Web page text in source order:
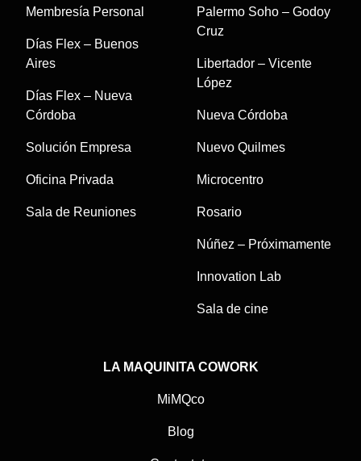
Membresía Personal
Días Flex – Buenos
Aires
Días Flex – Nueva
Córdoba
Solución Empresa
Oficina Privada
Sala de Reuniones
Palermo Soho – Godoy
Cruz
Libertador – Vicente
López
Nueva Córdoba
Nuevo Quilmes
Microcentro
Rosario
Núñez – Próximamente
Innovation Lab
Sala de cine
LA MAQUINITA COWORK
MiMQco
Blog